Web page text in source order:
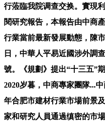
行蒞臨我院调查交换。實現
閱研究報告，本報告由中商
行業當前最新發展動態，陳
日，中華人平易近國涉外調
號。《規劃》提出“十三五”
2020岁暮，中商專家團隊...
年合肥市建材行業市場前景
家和研究人員通過缜密的市